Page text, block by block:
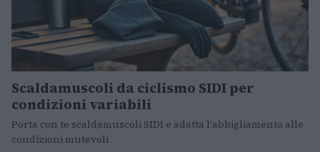
Scaldamuscoli da ciclismo SIDI per
condizioni variabili
Porta con te scaldamuscoli SIDI e adatta l'abbigliamento alle
condizioni mutevoli